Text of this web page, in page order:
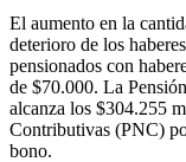
El aumento en la
deterioro de los
pensionados con
de $70.000. La
alcanza los $304.255
Contributivas (PNC)
bono.